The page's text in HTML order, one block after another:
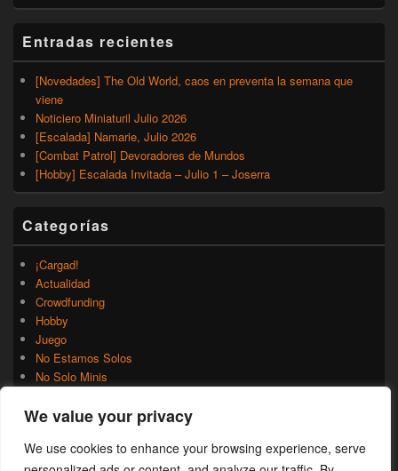
We value your privacy
We use cookies to enhance your browsing experience, serve
Entradas recientes
[Novedades] The Old World, caos en preventa la semana que
viene
Noticiero Miniaturil Julio 2026
[Escalada] Namarie, Julio 2026
[Combat Patrol] Devoradores de Mundos
[Hobby] Escalada Invitada – Julio 1 – Joserra
Categorías
¡Cargad!
Actualidad
Crowdfunding
Hobby
Juego
No Estamos Solos
No Solo Minis
Rumores
Uncategorized